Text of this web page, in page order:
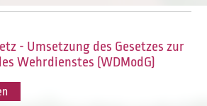
- Umsetzung des Gesetzes zur
Wehrdienstes (WDModG)